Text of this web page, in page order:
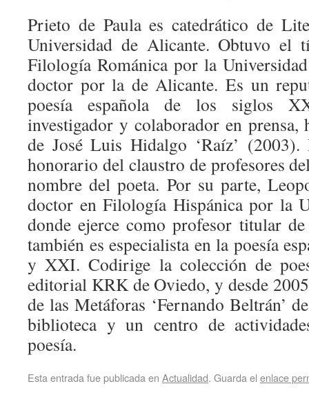
Prieto de Paula es catedrático de
Universidad de Alicante. Obtuvo el
Filología Románica por la
doctor por la de Alicante. Es un
poesía española de los siglos
investigador y colaborador en prensa,
de José Luis Hidalgo ‘Raíz’
honorario del claustro de profesores
nombre del poeta. Por su parte,
doctor en Filología Hispánica por la
donde ejerce como profesor titular
también es especialista en la poesía
y XXI. Codirige la colección de
editorial KRK de Oviedo, y desde
de las Metáforas ‘Fernando Beltrán’
biblioteca y un centro de
poesía.
Esta entrada fue publicada en Actualidad. Guarda el enlace